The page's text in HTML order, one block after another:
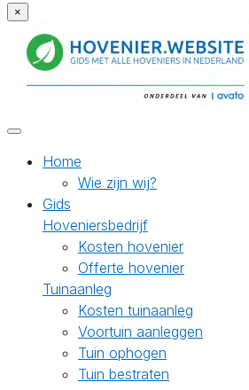
×
Home
Wie zijn wij?
Gids
Hoveniersbedrijf
Kosten hovenier
Offerte hovenier
Tuinaanleg
Kosten tuinaanleg
Voortuin aanleggen
Tuin ophogen
Tuin bestraten